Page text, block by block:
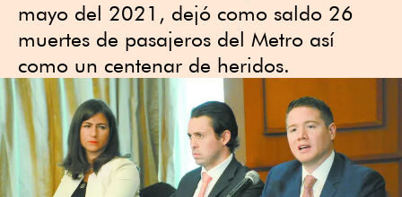
mayo del 2021, dejó como saldo 26
muertes de pasajeros del Metro así
como un centenar de heridos.